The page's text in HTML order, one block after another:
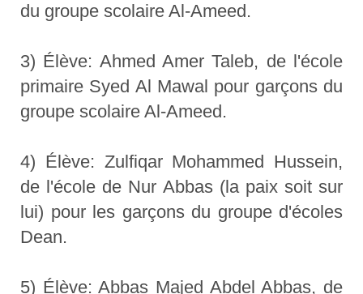
du groupe scolaire Al-Ameed.
3) Élève: Ahmed Amer Taleb, de l'école
primaire Syed Al Mawal pour garçons du
groupe scolaire Al-Ameed.
4) Élève: Zulfiqar Mohammed Hussein,
de l'école de Nur Abbas (la paix soit sur
lui) pour les garçons du groupe d'écoles
Dean.
5) Élève: Abbas Majed Abdel Abbas, de